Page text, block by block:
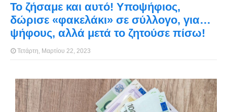
Το ζήσαμε και αυτό! Υποψήφιος,
δώρισε «φακελάκι» σε σύλλογο, για…
ψήφους, αλλά μετά το ζητούσε πίσω!
Τετάρτη, Μαρτίου 22, 2023